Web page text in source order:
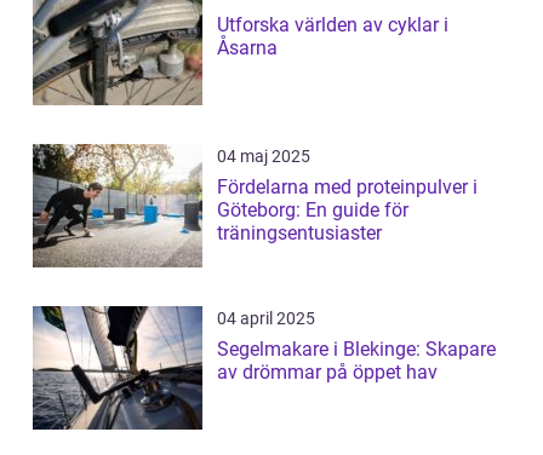
Utforska världen av cyklar i
Åsarna
04 maj 2025
Fördelarna med proteinpulver i
Göteborg: En guide för
träningsentusiaster
04 april 2025
Segelmakare i Blekinge: Skapare
av drömmar på öppet hav